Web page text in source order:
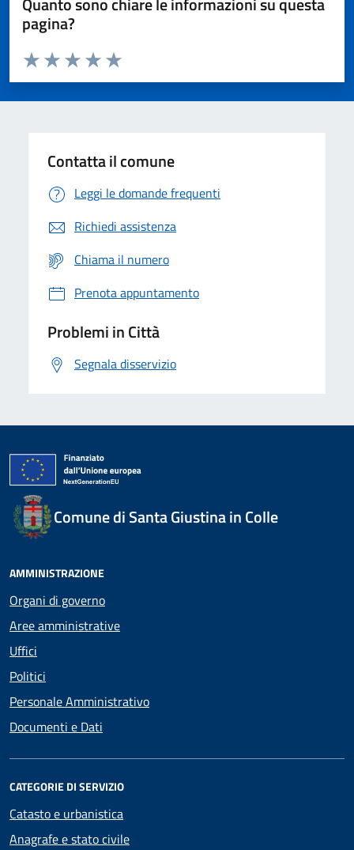
pagina?
Domanda
Valuta da 1 a 5 stelle la pagina
Valuta 5 stelle su 5
Valuta 4 stelle su 5
Valuta 3 stelle su 5
Valuta 2 stelle su 5
Valuta 1 stelle su 5
Contatta il comune
Leggi le domande frequenti
Richiedi assistenza
Chiama il numero
Prenota appuntamento
Problemi in Città
Segnala disservizio
Comune di Santa Giustina in Colle
AMMINISTRAZIONE
Organi di governo
Aree amministrative
Uffici
Politici
Personale Amministrativo
Documenti e Dati
CATEGORIE DI SERVIZIO
Catasto e urbanistica
Anagrafe e stato civile